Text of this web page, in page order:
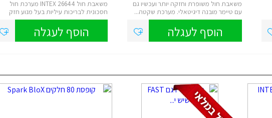
משאבת חול משופרת וחזקה יותר ועכשיו גם
עם טיימר מובנה דיגיטאלי. מערכת שקטה...
הוסף לעגלה
משאבת חול INTEX 26644 מערכת חול
חסכונית לבריכות עיליות בעל מנוע חזק
במיו...
הוסף לעגלה